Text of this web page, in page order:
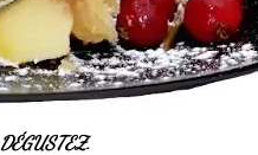
DÉGUSTEZ.